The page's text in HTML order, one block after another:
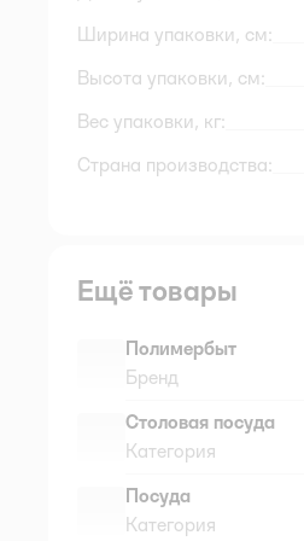
Ширина упаковки, см:
Высота упаковки, см:
Вес упаковки, кг:
Страна производства:
Ещё товары
Полимербыт
Бренд
Столовая посуда
Категория
Посуда
Категория